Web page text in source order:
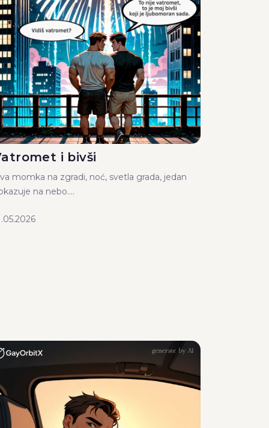
i bivši
momka na zgradi, noć, svetla grada, jedan
na nebo....